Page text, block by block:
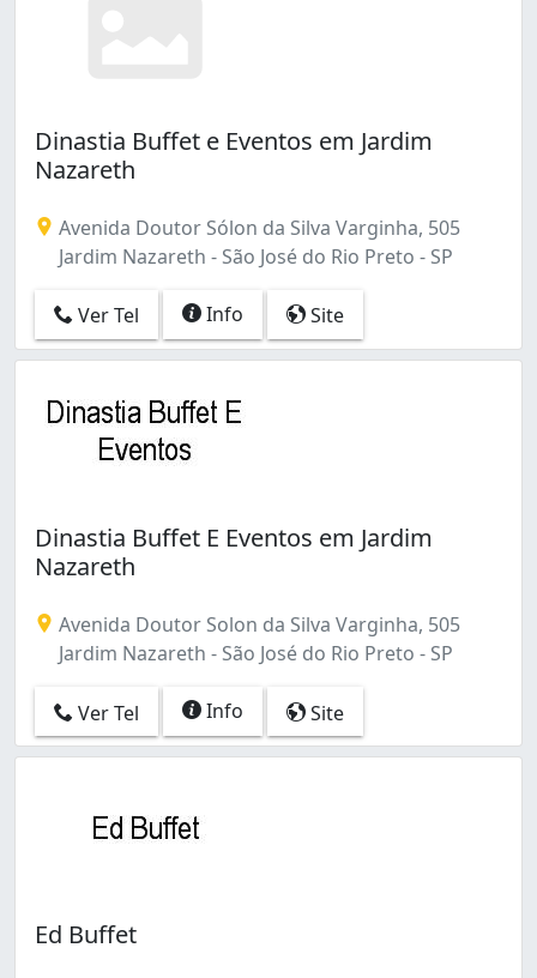
Dinastia Buffet e Eventos em Jardim
Nazareth
Avenida Doutor Sólon da Silva Varginha, 505
Jardim Nazareth - São José do Rio Preto - SP
Ver Tel Info Site
Dinastia Buffet E Eventos em Jardim
Nazareth
Avenida Doutor Solon da Silva Varginha, 505
Jardim Nazareth - São José do Rio Preto - SP
Ver Tel Info Site
Ed Buffet